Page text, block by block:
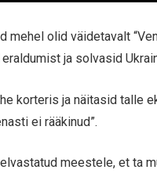
mehel olid väidetavalt
ja solvasid
korteris ja näitasid talle
ei rääkinud”.
meestele, et ta